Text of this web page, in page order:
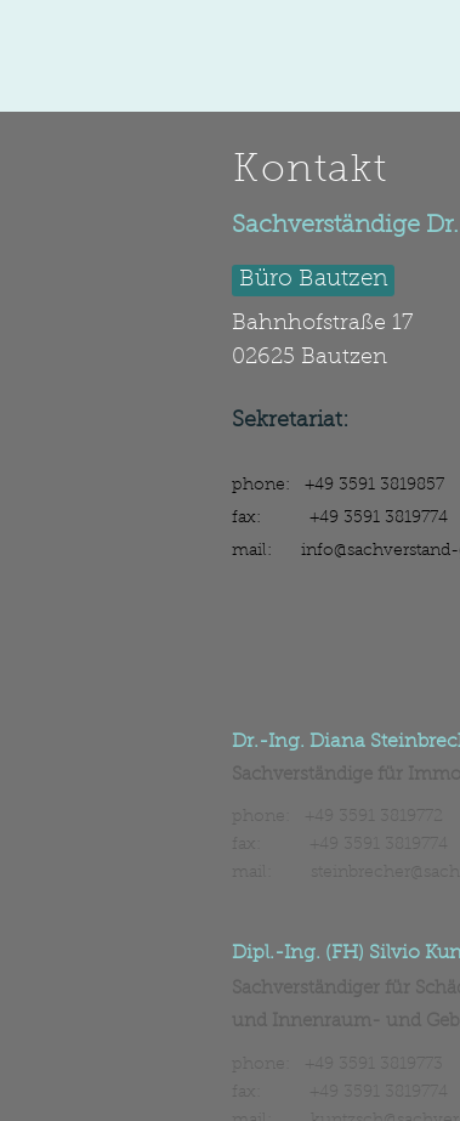
Kontakt
Sachverständige
Bahnhofstraße 17
02625 Bautzen
Sekretariat:
phone: +49 3591 3819857
fax: +49 3591 3819774
mail:
Büro Bautzen
Dr.-Ing. Diana
Dipl.-Ing. (FH) Silvio